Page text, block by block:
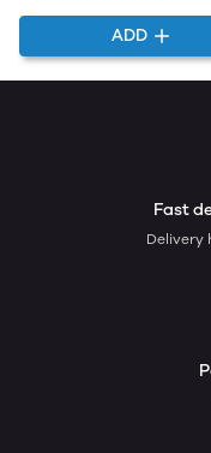
ADD
Fast
Delivery